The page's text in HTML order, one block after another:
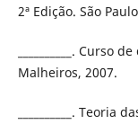
2ª Edição. São
__________.
Malheiros, 2007.
__________.